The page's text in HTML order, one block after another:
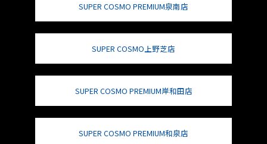
SUPER COSMO PREMIUM泉南店
SUPER COSMO上野芝店
SUPER COSMO PREMIUM岸和田店
SUPER COSMO PREMIUM和泉店